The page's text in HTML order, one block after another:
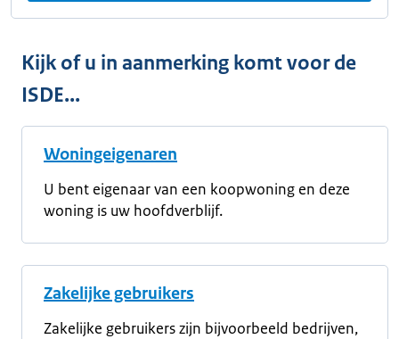
Kijk of u in aanmerking komt voor de
ISDE...
Woningeigenaren
U bent eigenaar van een koopwoning en deze
woning is uw hoofdverblijf.
Zakelijke gebruikers
Zakelijke gebruikers zijn bijvoorbeeld bedrijven,